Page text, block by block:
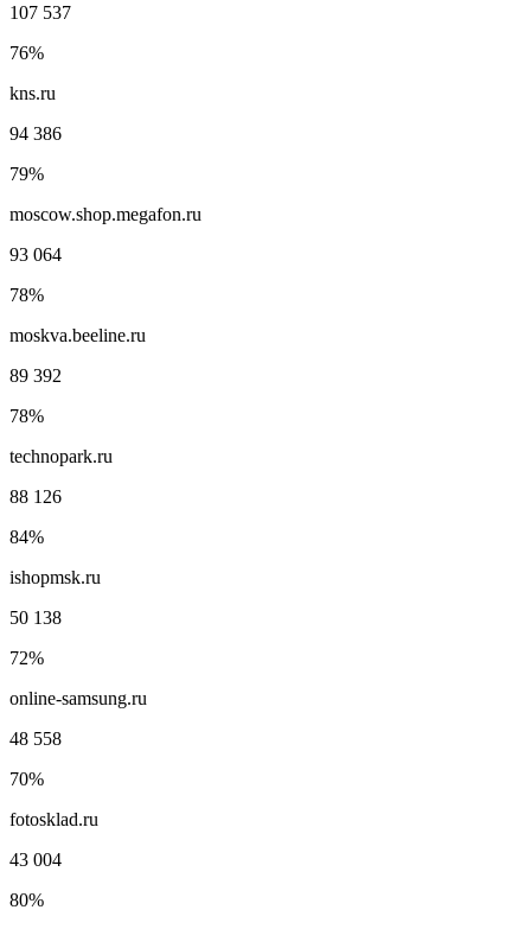
107 537
76%
kns.ru
94 386
79%
moscow.shop.megafon.ru
93 064
78%
moskva.beeline.ru
89 392
78%
technopark.ru
88 126
84%
ishopmsk.ru
50 138
72%
online-samsung.ru
48 558
70%
fotosklad.ru
43 004
80%